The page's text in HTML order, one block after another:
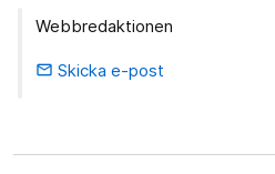
Webbredaktionen
email Skicka e-post